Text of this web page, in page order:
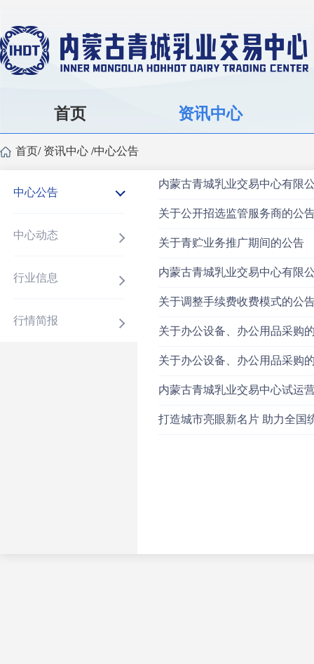
首页 资讯中心
首页/ 资讯中心 /中心公告
中心公告
中心动态
行业信息
行情简报
内蒙古青城乳业交易中心有限
关于公开招选监管服务商的公
关于青贮业务推广期间的公告
内蒙古青城乳业交易中心有限
关于调整手续费收费模式的公
关于办公设备、办公用品采购
关于办公设备、办公用品采购
内蒙古青城乳业交易中心试运
打造城市亮眼新名片 助力全